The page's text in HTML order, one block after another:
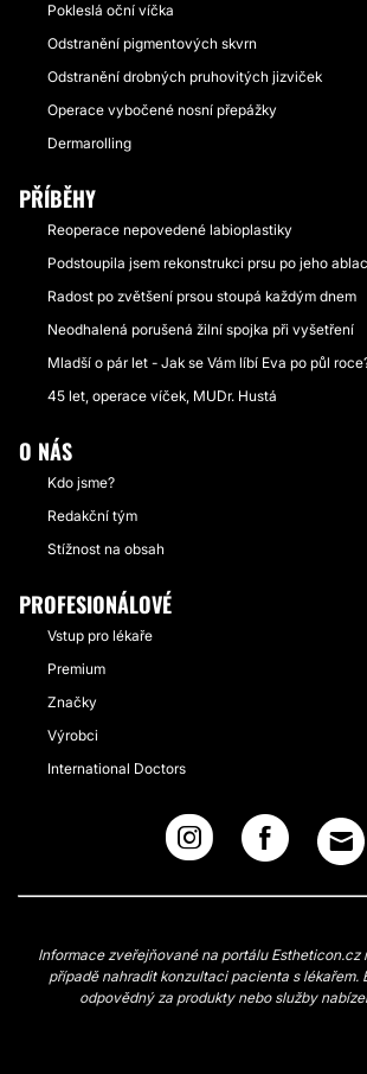
Pokleslá oční víčka
Odstranění pigmentových skvrn
Odstranění drobných pruhovitých jizviček
Operace vybočené nosní přepážky
Dermarolling
PŘÍBĚHY
Reoperace nepovedené labioplastiky
Podstoupila jsem rekonstrukci prsu po jeho
Radost po zvětšení prsou stoupá každým dnem
Neodhalená porušená žilní spojka při vyšetření
Mladší o pár let - Jak se Vám líbí Eva po půl
45 let, operace víček, MUDr. Hustá
O NÁS
Kdo jsme?
Redakční tým
Stížnost na obsah
PROFESIONÁLOVÉ
Vstup pro lékaře
Premium
Značky
Výrobci
International Doctors
Informace zveřejňované na portálu Estheticon.cz
případě nahradit konzultaci pacienta s lékařem.
odpovědný za produkty nebo služby